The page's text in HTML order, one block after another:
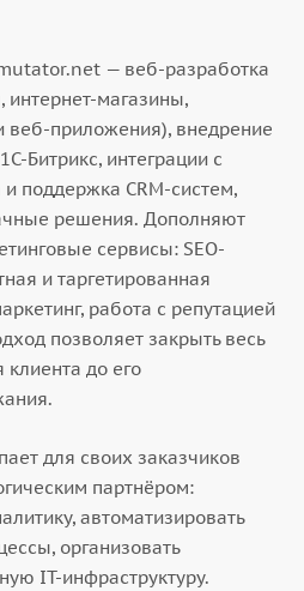
— веб-разработка
интернет-магазины,
веб-приложения), внедрение
Битрикс, интеграции с
и поддержка CRM-систем,
решения. Дополняют
сервисы: SEO-
и таргетированная
работа с репутацией
позволяет закрыть весь
до его
для своих заказчиков
партнёром:
автоматизировать
организовать
IT-инфраструктуру.